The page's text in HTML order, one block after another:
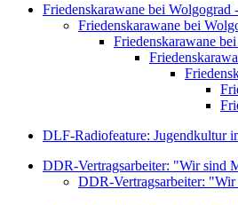
Friedenskarawane bei
Friedenskarawane bei
Friedenskarawane
DLF-Radiofeature: Jugendkultur
DDR-Vertragsarbeiter: "Wir sind
DDR-Vertragsarbeiter: